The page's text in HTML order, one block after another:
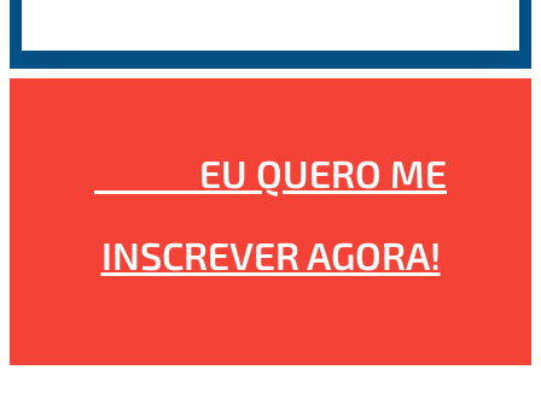
🙋‍♀️🙋‍♂️ EU QUERO ME
INSCREVER AGORA!